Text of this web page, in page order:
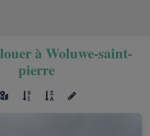
à Woluwe-saint-
pierre